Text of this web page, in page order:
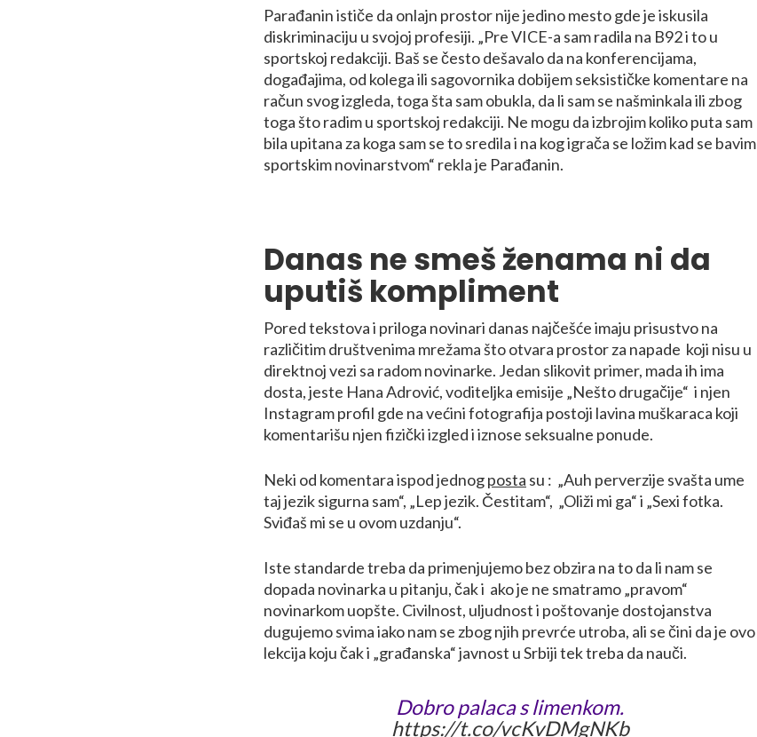
Parađanin ističe da onlajn prostor nije jedino mesto gde je iskusila
diskriminaciju u svojoj profesiji. „Pre VICE-a sam radila na B92 i to u
sportskoj redakciji. Baš se često dešavalo da na konferencijama,
događajima, od kolega ili sagovornika dobijem seksističke komentare na
račun svog izgleda, toga šta sam obukla, da li sam se našminkala ili zbog
toga što radim u sportskoj redakciji. Ne mogu da izbrojim koliko puta sam
bila upitana za koga sam se to sredila i na kog igrača se ložim kad se bavim
sportskim novinarstvom“ rekla je Parađanin.
Danas ne smeš ženama ni da
uputiš kompliment
Pored tekstova i priloga novinari danas najčešće imaju prisustvo na
različitim društvenima mrežama što otvara prostor za napade koji nisu u
direktnoj vezi sa radom novinarke. Jedan slikovit primer, mada ih ima
dosta, jeste Hana Adrović, voditeljka emisije „Nešto drugačije“ i njen
Instagram profil gde na većini fotografija postoji lavina muškaraca koji
komentarišu njen fizički izgled i iznose seksualne ponude.
Neki od komentara ispod jednogposta su : „Auh perverzije svašta ume
taj jezik sigurna sam“, „Lep jezik. Čestitam“, „Oliži mi ga“ i „Sexi fotka.
Sviđaš mi se u ovom uzdanju“.
Iste standarde treba da primenjujemo bez obzira na to da li nam se
dopada novinarka u pitanju, čak i ako je ne smatramo „pravom“
novinarkom uopšte. Civilnost, uljudnost i poštovanje dostojanstva
dugujemo svima iako nam se zbog njih prevrće utroba, ali se čini da je ovo
lekcija koju čak i „građanska“ javnost u Srbiji tek treba da nauči.
Dobro palaca s limenkom.
https://t.co/vcKvDMgNKb